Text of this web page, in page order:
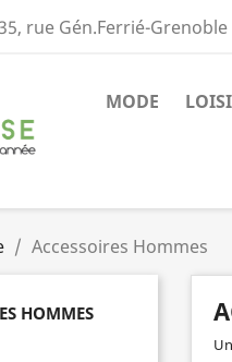
rue Gén.Ferrié-Grenoble
MODE
Accessoires Hommes
HOMMES